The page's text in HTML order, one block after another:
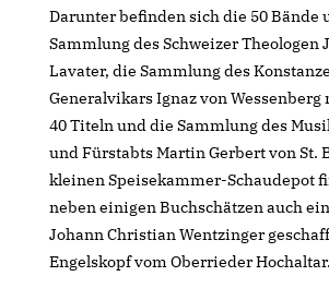
Darunter befinden sich die 50 Bände
Sammlung des Schweizer Theologen
Lavater, die Sammlung des
Generalvikars Ignaz von
40 Titeln und die Sammlung des
und Fürstabts Martin Gerbert von St.
kleinen Speisekammer-Schaudepot
neben einigen Buchschätzen auch
Johann Christian Wentzinger
Engelskopf vom Oberrieder Hochaltar.